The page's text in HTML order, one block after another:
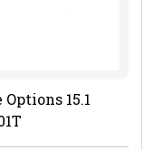
15.1